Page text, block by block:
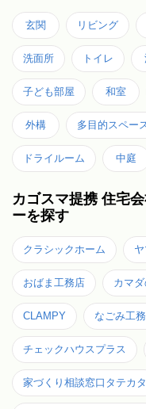
玄関 リビング
洗面所 トイレ
子ども部屋 和室
外構 多目的スペー
ドライルーム 中庭
カゴスマ提携 住宅
ーを探す
クラシックホーム
おばま工務店 カマ
CLAMPY なごみ工
チェックハウスプラス
家づくり相談窓口タテカタ